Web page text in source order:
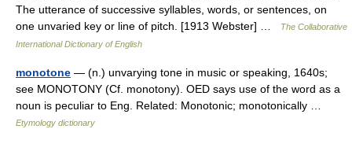
The utterance of successive syllables, words, or sentences, on
one unvaried key or line of pitch. [1913 Webster] …
The Collaborative
International Dictionary of English
monotone — (n.) unvarying tone in music or speaking, 1640s;
see MONOTONY (Cf. monotony). OED says use of the word as a
noun is peculiar to Eng. Related: Monotonic; monotonically …
Etymology dictionary